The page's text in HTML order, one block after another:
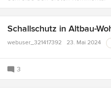
Schallschutz in Altbau-
webuser_321417392 23. Mai 2024
3